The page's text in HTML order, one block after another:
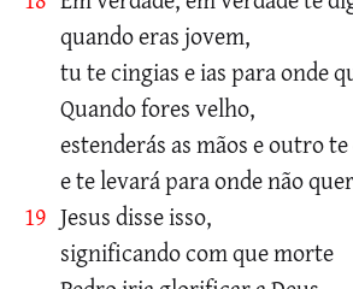
quando eras jovem,
tu te cingias e ias para onde
Quando fores velho,
estenderás as mãos e outro
e te levará para onde não
19 Jesus disse isso,
significando com que morte